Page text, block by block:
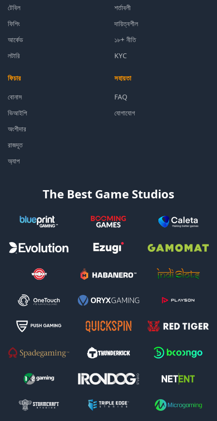
টেবিল
ফিশিং
আর্কেড
লটারি
শর্তাবলী
দায়িত্বশীল
১৮+ নীতি
KYC
ফিচার
বোনাস
ভিআইপি
অংশীদার
রাজদূত
অ্যাপ
সহায়তা
FAQ
যোগাযোগ
The Best Game Studios